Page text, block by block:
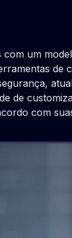
com um
de
de
com